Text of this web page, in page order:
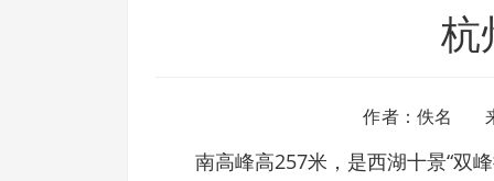
杭
作者：佚名
南高峰高257米，是西湖十景“双